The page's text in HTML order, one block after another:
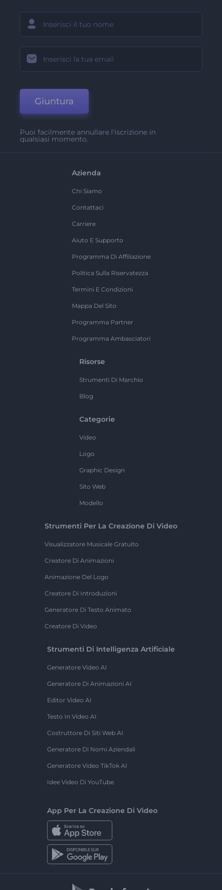
Giuntura
Puoi facilmente annullare l'iscrizione in
qualsiasi momento.
Azienda
Chi Siamo
Contattaci
Carriere
Aiuto E Supporto
Programma Di Affiliazione
Politica Sulla Riservatezza
Termini E Condizioni
Mappa Del Sito
Programma Partner
Programma Ambasciatori
Risorse
Strumenti Di Marchio
Blog
Categorie
Video
Logo
Graphic Design
Sito Web
Modello
Strumenti Per La Creazione Di Video
Visualizzatore Musicale Gratuito
Creatore Di Animazioni
Animazione Del Logo
Creatore Di Introduzioni
Generatore Di Testo Animato
Creatore Di Video
Strumenti Di Intelligenza Artificiale
Generatore Video AI
Generatore Di Animazioni AI
Editor Video AI
Testo In Video AI
Costruttore Di Siti Web AI
Generatore Di Nomi Aziendali
Generatore Video TikTok AI
Idee Video Di YouTube
App Per La Creazione Di Video